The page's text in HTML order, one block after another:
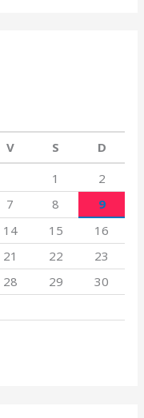
V S
D
1
2
7 8
9
14 15
16
21 22
23
28 29
30